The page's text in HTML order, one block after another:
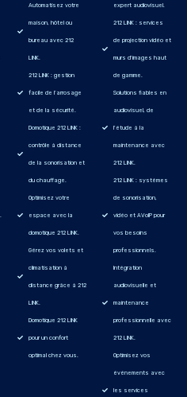
Automatisez votre
maison, hôtel ou
bureau avec 212
LINK.
212 LINK : gestion
facile de l’arrosage
et de la sécurité.
Domotique 212 LINK :
contrôle à distance
de la sonorisation et
du chauffage.
Optimisez votre
espace avec la
domotique 212 LINK.
Gérez vos volets et
climatisation à
distance grâce à 212
LINK.
Domotique 212 LINK
pour un confort
optimal chez vous.
expert audiovisuel.
212 LINK : services
de projection vidéo et
murs d'images haut
de gamme.
Solutions fiables en
audiovisuel, de
l'étude à la
maintenance avec
212 LINK.
212 LINK : systèmes
de sonorisation,
vidéo et AVoIP pour
vos besoins
professionnels.
Intégration
audiovisuelle et
maintenance
professionnelle avec
212 LINK.
Optimisez vos
événements avec
les services